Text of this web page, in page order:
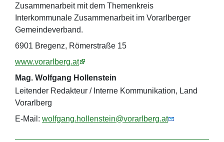
Zusammenarbeit mit dem Themenkreis
Interkommunale Zusammenarbeit im Vorarlberger
Gemeindeverband.
6901 Bregenz, Römerstraße 15
www.vorarlberg.at
Mag. Wolfgang Hollenstein
Leitender Redakteur / Interne Kommunikation, Land
Vorarlberg
E-Mail: wolfgang.hollenstein@vorarlberg.at